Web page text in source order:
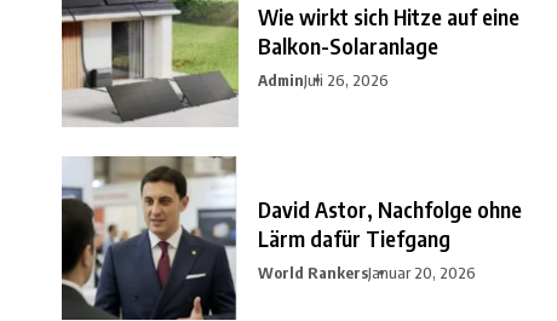
Wie wirkt sich Hitze auf eine
Balkon-Solaranlage
AdminJuli 26, 2026
David Astor, Nachfolge ohne
Lärm dafür Tiefgang
World RankersJanuar 20, 2026